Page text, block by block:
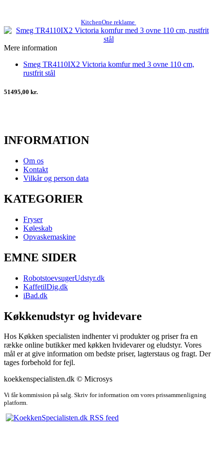
KitchenOne reklame
Mere information
Smeg TR4110IX2 Victoria komfur med 3 ovne 110 cm,
rustfrit stål
51495,00 kr.
INFORMATION
Om os
Kontakt
Vilkår og person data
KATEGORIER
Fryser
Køleskab
Opvaskemaskine
EMNE SIDER
RobotstoevsugerUdstyr.dk
KaffetilDig.dk
iBad.dk
Køkkenudstyr og hvidevare
Hos Køkken specialisten indhenter vi produkter og priser fra en
række online butikker med køkken hvidevarer og eludstyr. Vores
mål er at give information om bedste priser, lagterstaus og fragt. Der
tages forbehold for fejl.
koekkenspecialisten.dk © Microsys
Vi får kommission på salg. Skriv for information om vores prissammenligning
platform.